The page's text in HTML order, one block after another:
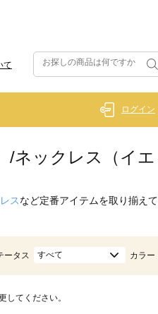
て
ログイン
ネックレス（イエ
スなど定番アイテムを取り揃え
ータス すべて カラー
してください。